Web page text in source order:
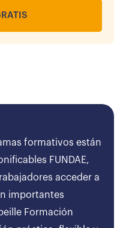
formativos están
FUNDAE,
acceder a
importantes
Formación